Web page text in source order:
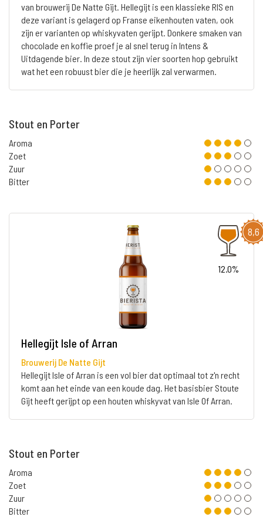
van brouwerij De Natte Gijt. Hellegijt is een klassieke RIS en
deze variant is gelagerd op Franse eikenhouten vaten, ook
zijn er varianten op whiskyvaten gerijpt. Donkere smaken van
chocolade en koffie proef je al snel terug in Intens &
Uitdagende bier. In deze stout zijn vier soorten hop gebruikt
wat het een robuust bier die je heerlijk zal verwarmen.
Stout en Porter
Aroma
Zoet
Zuur
Bitter
8,6
12.0%
Hellegijt Isle of Arran
Brouwerij De Natte Gijt
Hellegijt Isle of Arran is een vol bier dat optimaal tot z'n recht
komt aan het einde van een koude dag. Het basisbier Stoute
Gijt heeft gerijpt op een houten whiskyvat van Isle Of Arran.
Stout en Porter
Aroma
Zoet
Zuur
Bitter